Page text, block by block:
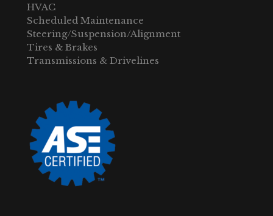
HVAC
Scheduled Maintenance
Steering/Suspension/Alignment
Tires & Brakes
Transmissions & Drivelines